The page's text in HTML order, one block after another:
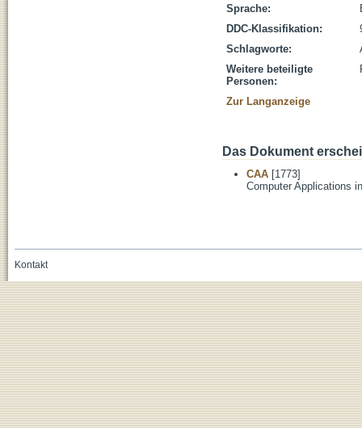
Sprache:
DDC-Klassifikation:
Schlagworte:
Weitere beteiligte
Personen:
Zur Langanzeige
Das Dokument
CAA [1773]
Computer Applications
Kontakt